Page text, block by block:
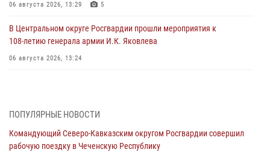
06 августа 2026, 13:29 5
В Центральном округе Росгвардии прошли мероприятия к
108‑летию генерала армии И.К. Яковлева
06 августа 2026, 13:24
06 августа 2026, 12:35 1
Росгвардейцы провели выставку вооружения для участников сбора
«Гвардеец» в Пензе (видео)
ПОПУЛЯРНЫЕ НОВОСТИ
Командующий Северо-Кавказским округом Росгвардии совершил
рабочую поездку в Чеченскую Республику